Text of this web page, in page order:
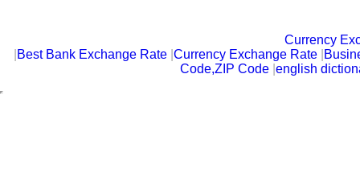
Currency
Best Bank Exchange Rate |Currency Exchange Rate
Code,ZIP Code english